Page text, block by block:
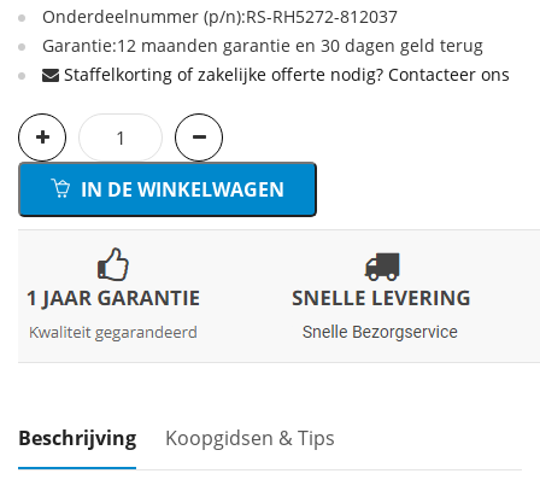
Onderdeelnummer (p/n):RS-RH5272-812037
Garantie:12 maanden garantie en 30 dagen geld terug
Staffelkorting of zakelijke offerte nodig? Contacteer ons
IN DE WINKELWAGEN
Beschrijving Koopgidsen & Tips